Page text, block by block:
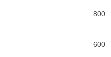
600
800